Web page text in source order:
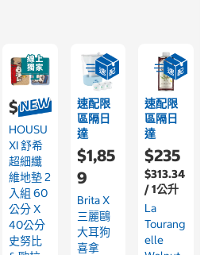
$689
HOUSU
XI 舒希
超細纖
維地墊 2
入組 60
公分 X
40公分
史努比
速配限
區隔日
達
$1,85
9
Brita X
三麗鷗
大耳狗
喜拿
速配限
區隔日
達
$235
$313.34
/ 1公升
La
Tourang
Elle